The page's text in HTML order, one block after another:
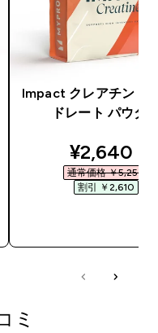
Impact クレアチン モ
ドレート パウダ
¥2,640‎
通常価格 ￥5,250‎
割引 ￥2,610‎
ミ